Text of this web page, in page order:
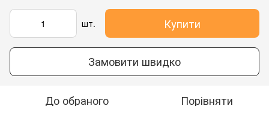
шт. Купити
Замовити швидко
До обраного Порівняти